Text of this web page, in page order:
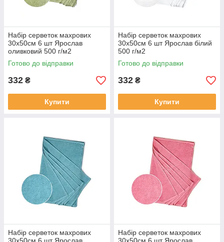
Набір серветок махрових
30х50см 6 шт Ярослав
оливковий 500 г/м2
Готово до відправки
332 ₴
Купити
Набір серветок махрових
30х50см 6 шт Ярослав білий
500 г/м2
Готово до відправки
332 ₴
Купити
Набір серветок махрових
Набір серветок махрових